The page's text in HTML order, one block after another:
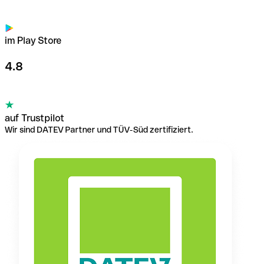
im Play Store
4.8
auf Trustpilot
Wir sind DATEV Partner und TÜV-Süd zertifiziert.